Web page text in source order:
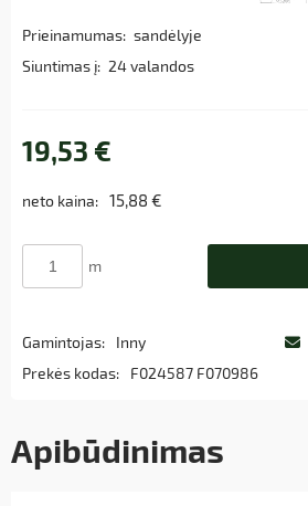
Prieinamumas: sandėlyje
Siuntimas į: 24 valandos
19,53 €
neto kaina: 15,88 €
m
Gamintojas:
Inny
Prekės kodas:
F024587 F070986
Apibūdinimas